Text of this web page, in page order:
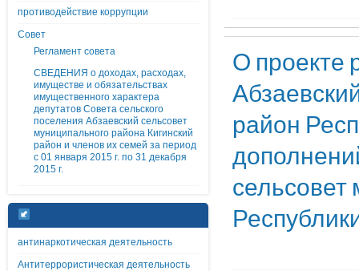
противодействие коррупции
Совет
Регламент совета
СВЕДЕНИЯ о доходах, расходах,
имуществе и обязательствах
имущественного характера
депутатов Совета сельского
поселения Абзаевский сельсовет
муниципального района Кигинский
район и членов их семей за период
с 01 января 2015 г. по 31 декабря
2015 г.
антинаркотическая деятельность
Антитеррористическая деятельность
О проекте
район
сельсовет